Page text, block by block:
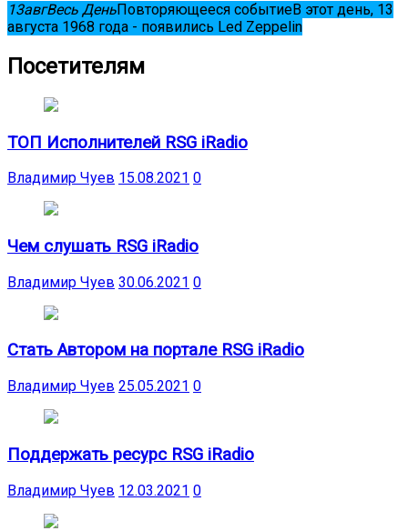
13авгВесь ДеньПовторяющееся событиеВ этот день, 13
августа 1968 года - появились Led Zeppelin
Посетителям
ТОП Исполнителей RSG iRadio
Владимир Чуев 15.08.2021 0
Чем слушать RSG iRadio
Владимир Чуев 30.06.2021 0
Стать Автором на портале RSG iRadio
Владимир Чуев 25.05.2021 0
Поддержать ресурс RSG iRadio
Владимир Чуев 12.03.2021 0